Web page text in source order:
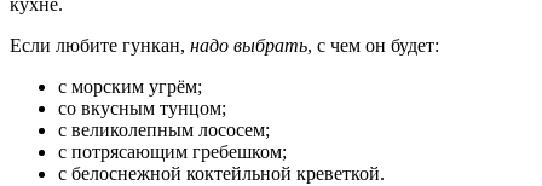
кухне.
Если любите гункан, надо выбрать, с чем он будет:
с морским угрём;
со вкусным тунцом;
с великолепным лососем;
с потрясающим гребешком;
с белоснежной коктейльной креветкой.